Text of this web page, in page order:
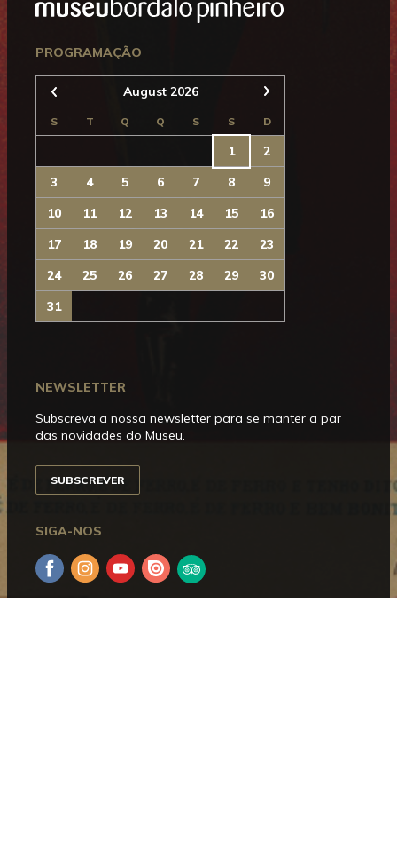
NEWSLETTER
Subscreva a nossa newsletter para se manter a par
das novidades do Museu.
SUBSCREVER
SIGA-NOS
FacebookInstagramYouTube
Issuu Trip
Advisor
PROGRAMAÇÃO
Anterior August 2026 Seguinte
S T Q Q S S D
1
2
3
4 5 6 7 8
9
10
11 12 13 14 15
16
17
18 19 20 21 22
23
24
25 26 27 28 29
30
31